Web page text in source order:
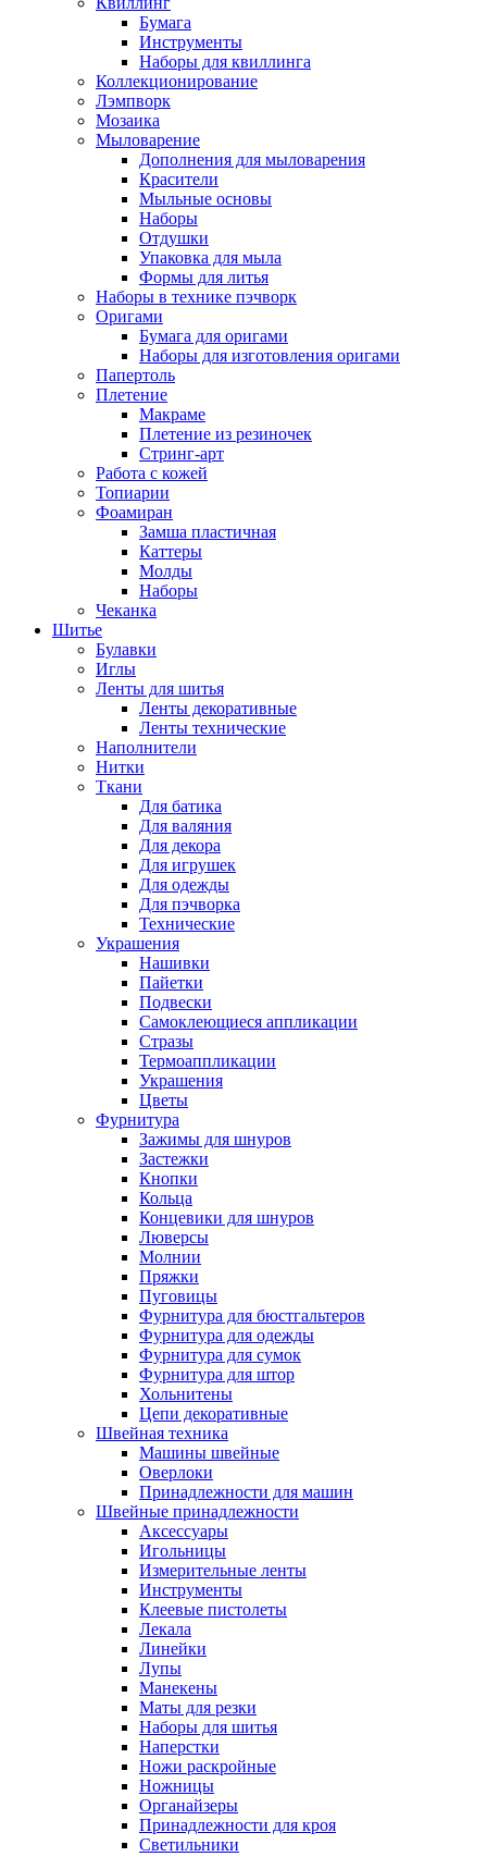
Бумага
Инструменты
Наборы для квиллинга
Коллекционирование
Лэмпворк
Мозаика
Мыловарение
Дополнения для мыловарения
Красители
Мыльные основы
Наборы
Отдушки
Упаковка для мыла
Формы для литья
Наборы в технике пэчворк
Оригами
Бумага для оригами
Наборы для изготовления оригами
Папертоль
Плетение
Макраме
Плетение из резиночек
Стринг-арт
Работа с кожей
Топиарии
Фоамиран
Замша пластичная
Каттеры
Молды
Наборы
Чеканка
Шитье
Булавки
Иглы
Ленты для шитья
Ленты декоративные
Ленты технические
Наполнители
Нитки
Ткани
Для батика
Для валяния
Для декора
Для игрушек
Для одежды
Для пэчворка
Технические
Украшения
Нашивки
Пайетки
Подвески
Самоклеющиеся аппликации
Стразы
Термоаппликации
Украшения
Цветы
Фурнитура
Зажимы для шнуров
Застежки
Кнопки
Кольца
Концевики для шнуров
Люверсы
Молнии
Пряжки
Пуговицы
Фурнитура для бюстгальтеров
Фурнитура для одежды
Фурнитура для сумок
Фурнитура для штор
Хольнитены
Цепи декоративные
Швейная техника
Машины швейные
Оверлоки
Принадлежности для машин
Швейные принадлежности
Аксессуары
Игольницы
Измерительные ленты
Инструменты
Клеевые пистолеты
Лекала
Линейки
Лупы
Манекены
Маты для резки
Наборы для шитья
Наперстки
Ножи раскройные
Ножницы
Органайзеры
Принадлежности для кроя
Светильники